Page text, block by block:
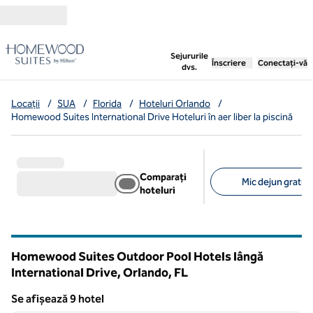
Sejururile
dvs.
, deschide o filă nouă
Înscriere Conectați-vă
Locații / SUA / Florida / Hoteluri Orlando
/
Homewood Suites International Drive Hoteluri în aer liber la piscină
Comparați
hoteluri
Mic dejun gratuit
Homewood Suites Outdoor Pool Hotels lângă
International Drive, Orlando, FL
Se afișează 9 hotel